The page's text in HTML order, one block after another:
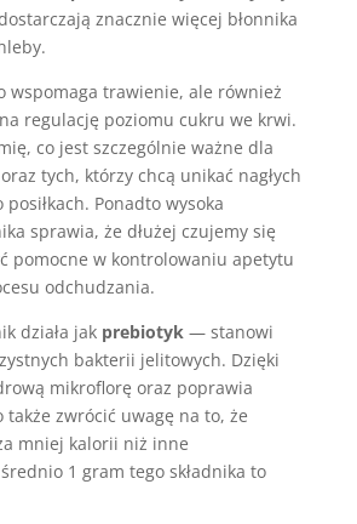
znacznie więcej błonnika
wspomaga trawienie, ale również
regulację poziomu cukru we krwi.
co jest szczególnie ważne dla
tych, którzy chcą unikać nagłych
Ponadto wysoka
sprawia, że dłużej czujemy się
pomocne w kontrolowaniu apetytu
odchudzania.
działa jak prebiotyk— stanowi
bakterii jelitowych. Dzięki
mikroflorę oraz poprawia
zwrócić uwagę na to, że
mniej kalorii niż inne
1 gram tego składnika to